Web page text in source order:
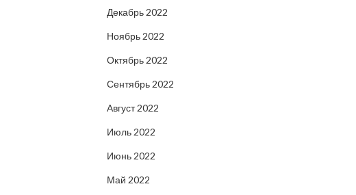
Декабрь 2022
Ноябрь 2022
Октябрь 2022
Сентябрь 2022
Август 2022
Июль 2022
Июнь 2022
Май 2022